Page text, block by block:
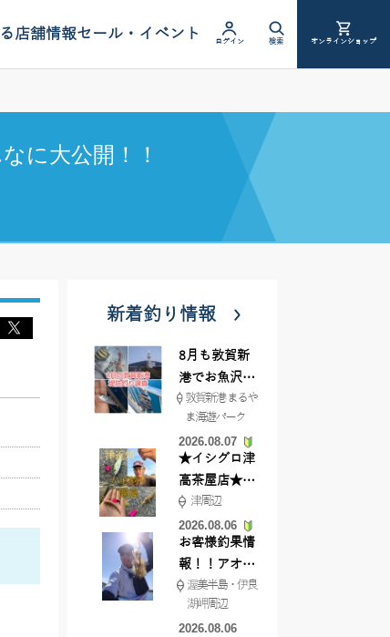
店舗情報セール・イベント ログイン 検索 オンラインショップ
に大公開！！
新着釣り情報
8月も敦賀新
港でお魚沢山
♪ イシグロ彦
根店
敦賀新港 まるや
ま海遊パーク
2026.08.07
★イシグロ津
高茶屋店★津
近郊ハゼ釣れ
てます！
津周辺
2026.08.06
お客様釣果情
報！！アオリ
イカが釣れ始
めています！
渥美半島・伊良
湖岬周辺
2026.08.06